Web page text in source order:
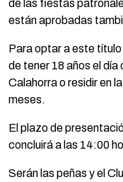
de las fiestas
están aprobadas
Para optar a este
de tener 18 años el día
Calahorra o residir en
meses.
El plazo de
concluirá a las 14:00
Serán las peñas y el